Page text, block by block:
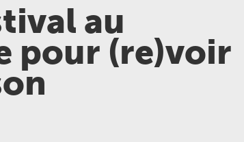
au
pour (re)voir